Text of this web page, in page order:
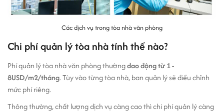
Các dịch vụ trong tòa nhà văn phòng
Chi phí quản lý tòa nhà tính thế nào?
Phí quản lý tòa nhà văn phòng thườngdao động từ 1 -
8USD/m2/tháng. Tùy vào từng tòa nhà, ban quản lý sẽ điều chỉnh
mức phí riêng.
Thông thường, chất lượng dịch vụ càng cao thì chi phí quản lý càng